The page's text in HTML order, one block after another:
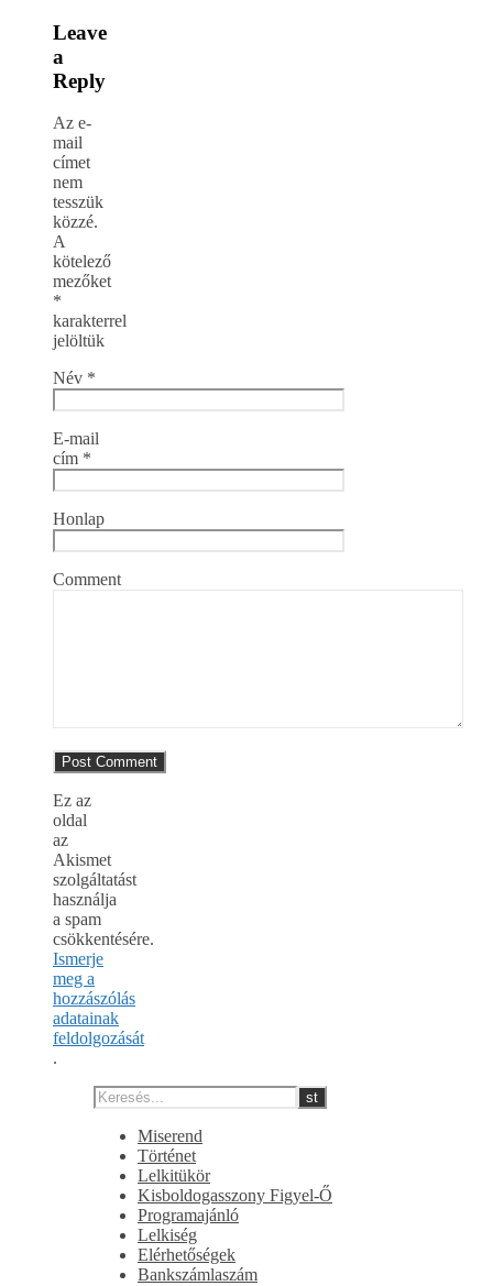
Leave
a
Reply
Az e-
mail
címet
nem
tesszük
közzé.
A
kötelező
mezőket
*
karakterrel
jelöltük
Név *
E-mail
cím *
Honlap
Comment
Ez az
oldal
az
Akismet
szolgáltatást
használja
a spam
csökkentésére.
Ismerje
meg a
hozzászólás
adatainak
feldolgozását
.
Miserend
Történet
Lelkitükör
Kisboldogasszony Figyel-Ő
Programajánló
Lelkiség
Elérhetőségek
Bankszámlaszám